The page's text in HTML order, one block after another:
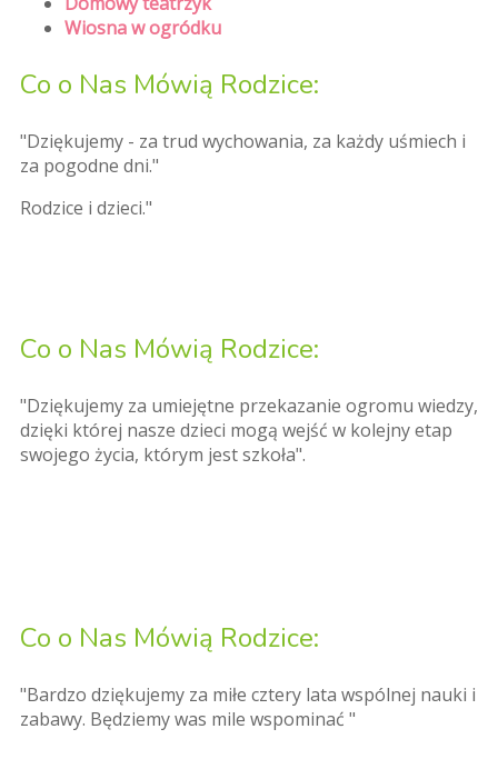
Wiosna w ogródku
Co o Nas Mówią Rodzice:
"Dziękujemy - za trud wychowania, za każdy uśmiech i
za pogodne dni."
Rodzice i dzieci."
Co o Nas Mówią Rodzice:
"Dziękujemy za umiejętne przekazanie ogromu wiedzy,
dzięki której nasze dzieci mogą wejść w kolejny etap
swojego życia, którym jest szkoła".
Co o Nas Mówią Rodzice:
"Bardzo dziękujemy za miłe cztery lata wspólnej nauki i
zabawy. Będziemy was mile wspominać "